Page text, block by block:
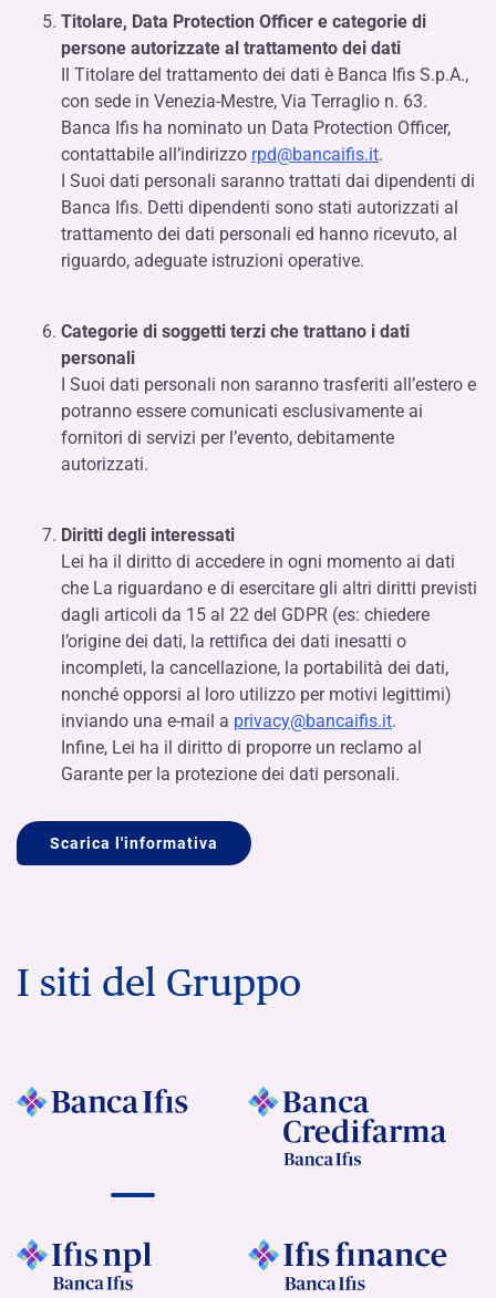
Titolare, Data Protection Officer e categorie di
persone autorizzate al trattamento dei dati
Il Titolare del trattamento dei dati è Banca Ifis S.p.A.,
con sede in Venezia-Mestre, Via Terraglio n. 63.
Banca Ifis ha nominato un Data Protection Officer,
contattabile all’indirizzo rpd@bancaifis.it.
I Suoi dati personali saranno trattati dai dipendenti di
Banca Ifis. Detti dipendenti sono stati autorizzati al
trattamento dei dati personali ed hanno ricevuto, al
riguardo, adeguate istruzioni operative.
Categorie di soggetti terzi che trattano i dati
personali
I Suoi dati personali non saranno trasferiti all’estero e
potranno essere comunicati esclusivamente ai
fornitori di servizi per l’evento, debitamente
autorizzati.
Diritti degli interessati
Lei ha il diritto di accedere in ogni momento ai dati
che La riguardano e di esercitare gli altri diritti previsti
dagli articoli da 15 al 22 del GDPR (es: chiedere
l’origine dei dati, la rettifica dei dati inesatti o
incompleti, la cancellazione, la portabilità dei dati,
nonché opporsi al loro utilizzo per motivi legittimi)
inviando una e-mail a privacy@bancaifis.it.
Infine, Lei ha il diritto di proporre un reclamo al
Garante per la protezione dei dati personali.
Scarica l'informativa
I siti del Gruppo